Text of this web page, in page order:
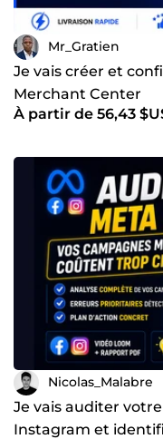
Mr_Gratien
Je vais créer et
Merchant Center
À partir de 56,43
Nicolas_Malabre
Je vais auditer
Instagram et